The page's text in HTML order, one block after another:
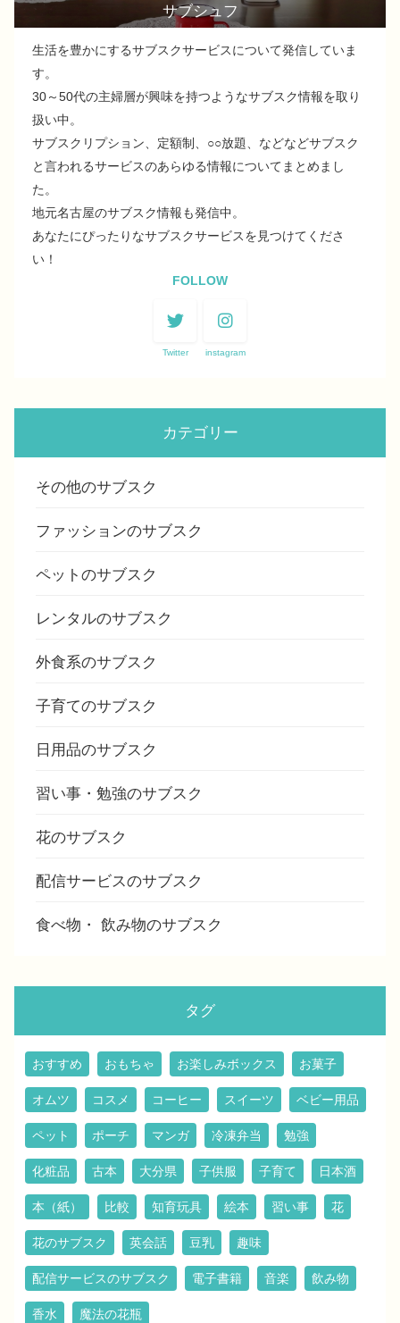
サブシュフ
生活を豊かにするサブスクサービスについて発信していま
す。
30～50代の主婦層が興味を持つようなサブスク情報を取り
扱い中。
サブスクリプション、定額制、○○放題、などなどサブスク
と言われるサービスのあらゆる情報についてまとめまし
た。
地元名古屋のサブスク情報も発信中。
あなたにぴったりなサブスクサービスを見つけてくださ
い！
FOLLOW
Twitter instagram
カテゴリー
その他のサブスク
ファッションのサブスク
ペットのサブスク
レンタルのサブスク
外食系のサブスク
子育てのサブスク
日用品のサブスク
習い事・勉強のサブスク
花のサブスク
配信サービスのサブスク
食べ物・ 飲み物のサブスク
タグ
おすすめ おもちゃ お楽しみボックス お菓子
オムツ コスメ コーヒー スイーツ ベビー用品
ペット ポーチ マンガ 冷凍弁当 勉強
化粧品 古本 大分県 子供服 子育て 日本酒
本（紙） 比較 知育玩具 絵本 習い事 花
花のサブスク 英会話 豆乳 趣味
配信サービスのサブスク 電子書籍 音楽 飲み物
香水 魔法の花瓶